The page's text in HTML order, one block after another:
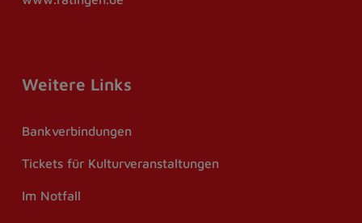
Weitere Links
Bankverbindungen
Tickets für Kulturveranstaltungen
Im Notfall